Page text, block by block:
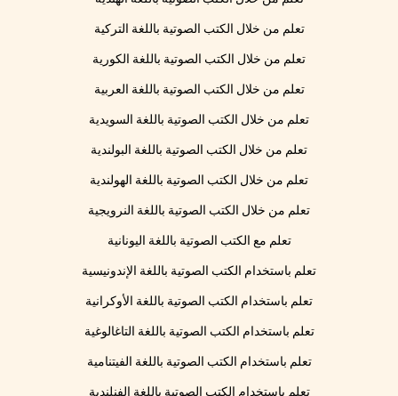
تعلم من خلال الكتب الصوتية باللغة التركية
تعلم من خلال الكتب الصوتية باللغة الكورية
تعلم من خلال الكتب الصوتية باللغة العربية
تعلم من خلال الكتب الصوتية باللغة السويدية
تعلم من خلال الكتب الصوتية باللغة البولندية
تعلم من خلال الكتب الصوتية باللغة الهولندية
تعلم من خلال الكتب الصوتية باللغة النرويجية
تعلم مع الكتب الصوتية باللغة اليونانية
تعلم باستخدام الكتب الصوتية باللغة الإندونيسية
تعلم باستخدام الكتب الصوتية باللغة الأوكرانية
تعلم باستخدام الكتب الصوتية باللغة التاغالوغية
تعلم باستخدام الكتب الصوتية باللغة الفيتنامية
تعلم باستخدام الكتب الصوتية باللغة الفنلندية